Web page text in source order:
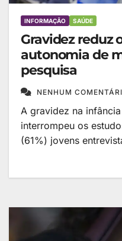
INFORMAÇÃO SAÚDE
Gravidez reduz
autonomia de
pesquisa
NENHUM
A gravidez na
interrompeu os
(61%) jovens